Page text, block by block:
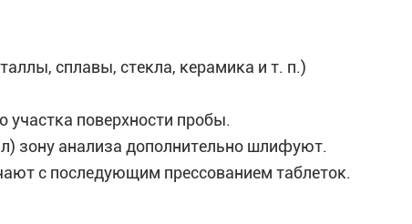
сплавы, стекла, керамика и т. п.)
участка поверхности пробы.
зону анализа дополнительно шлифуют.
с последующим прессованием таблеток.